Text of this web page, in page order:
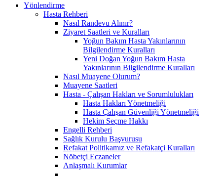
Yönlendirme
Hasta Rehberi
Nasıl Randevu Alınır?
Ziyaret Saatleri ve Kuralları
Yoğun Bakım Hasta Yakınlarının
Bilgilendirme Kuralları
Yeni Doğan Yoğun Bakım Hasta
Yakınlarının Bilgilendirme Kuralları
Nasıl Muayene Olurum?
Muayene Saatleri
Hasta - Çalışan Hakları ve Sorumlulukları
Hasta Hakları Yönetmeliği
Hasta Çalışan Güvenliği Yönetmeliği
Hekim Seçme Hakkı
Engelli Rehberi
Sağlık Kurulu Başvurusu
Refakat Politikamız ve Refakatçi Kuralları
Nöbetçi Eczaneler
Anlaşmalı Kurumlar